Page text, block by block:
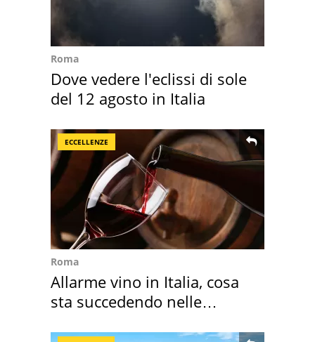
Roma
Dove vedere l'eclissi di sole
del 12 agosto in Italia
ECCELLENZE
Roma
Allarme vino in Italia, cosa
sta succedendo nelle